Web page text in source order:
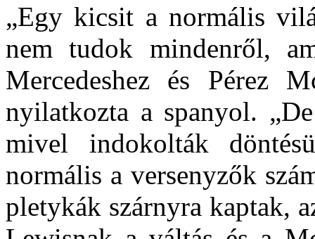
„Egy kicsit a normális
nem tudok mindenről,
Mercedeshez és Pérez
nyilatkozta a spanyol.
mivel indokolták
normális a versenyzők
pletykák szárnyra kaptak,